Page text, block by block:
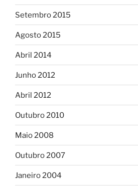
Setembro 2015
Agosto 2015
Abril 2014
Junho 2012
Abril 2012
Outubro 2010
Maio 2008
Outubro 2007
Janeiro 2004